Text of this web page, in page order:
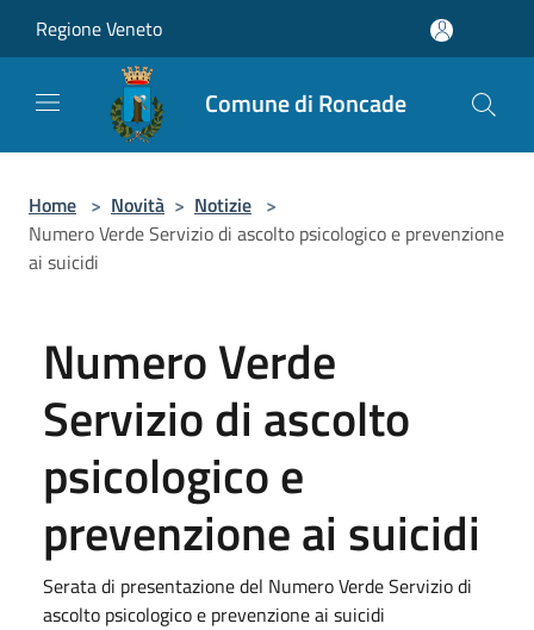
Regione Veneto
Comune di Roncade
Home > Novità > Notizie >
Numero Verde Servizio di ascolto psicologico e prevenzione
ai suicidi
Numero Verde
Servizio di ascolto
psicologico e
prevenzione ai suicidi
Serata di presentazione del Numero Verde Servizio di
ascolto psicologico e prevenzione ai suicidi